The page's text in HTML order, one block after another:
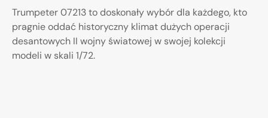
Trumpeter 07213 to doskonały wybór dla każdego, kto
pragnie oddać historyczny klimat dużych operacji
desantowych II wojny światowej w swojej kolekcji
modeli w skali 1/72.